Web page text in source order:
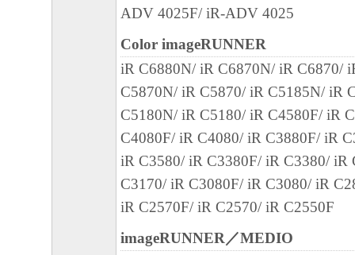
とを問わず一切行わないものとします。
(2)キヤノン、キヤノンのライセンサー、
社、それらの販売代理店および販売店は、
ェア」の使用または使用不能から生ずるい
失利益およびその他の派生的または付随的
これらに限定されない全ての損害を言いま
て、適用法で認められる限り、一切の責任
とします。たとえ、キヤノン、キヤノンの
キヤノンの子会社、それらの販売代理店お
ADV 4025F/ iR-ADV 4025
Color imageRUNNER
iR C6880N/ iR C6870N/ iR C6870/
C5870N/ iR C5870/ iR C5185N/ iR
C5180N/ iR C5180/ iR C4580F/ iR
C4080F/ iR C4080/ iR C3880F/ iR
iR C3580/ iR C3380F/ iR C3380/ iR
C3170/ iR C3080F/ iR C3080/ iR
iR C2570F/ iR C2570/ iR C2550F
imageRUNNER／MEDIO